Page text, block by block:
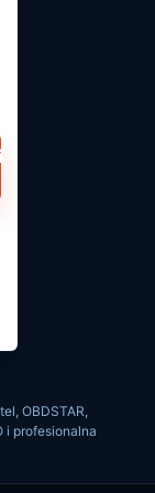
€
€
OBDSTAR,
i profesionalna